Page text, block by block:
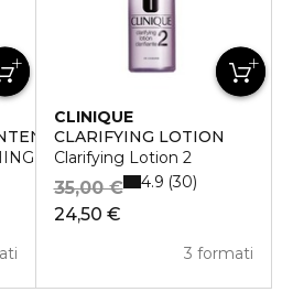
HYDRATOR
CLINIQUE
CLARIFYING LOTION
Clarifying Lotion 2
24,50 €
35,00 €
3 formati
4.9 30